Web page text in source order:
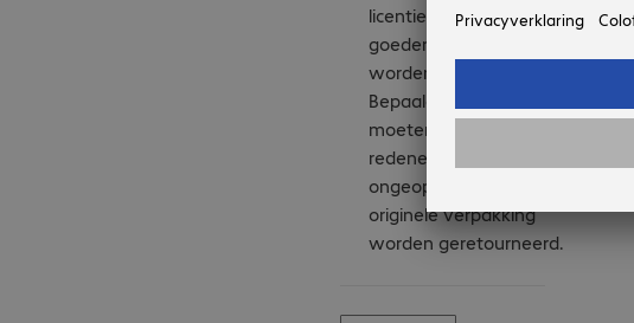
licentieproducten en B-
goederen kunnen niet
worden geretourneerd.
Bepaalde producten
moeten om hygiënische
redenen in de
ongeopende/verzegelde
originele verpakking
worden geretourneerd.